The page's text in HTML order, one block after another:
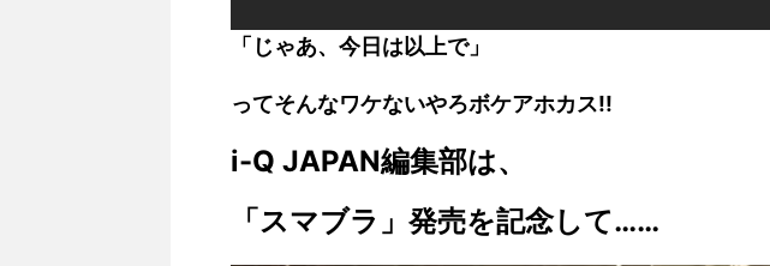
「じゃあ、今日は以上で」
ってそんなワケないやろボケアホカス!!
i-Q JAPAN編集部は、
「スマブラ」発売を記念して……